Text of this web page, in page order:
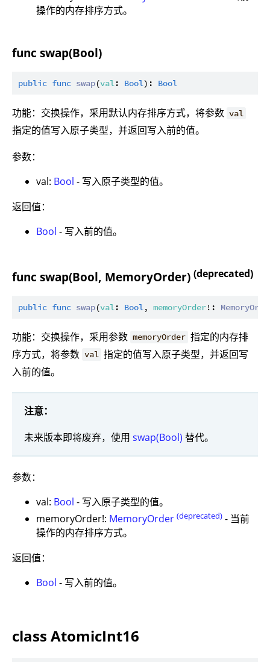
操作的内存排序方式。
func swap(Bool)
public func swap(val: Bool): Bool
功能：交换操作，采用默认内存排序方式，将参数 val
指定的值写入原子类型，并返回写入前的值。
参数：
val: Bool - 写入原子类型的值。
返回值：
Bool - 写入前的值。
func swap(Bool, MemoryOrder) (deprecated)
public func swap(val: Bool, memoryOrder!:
功能：交换操作，采用参数 memoryOrder 指定的内存排
序方式，将参数 val 指定的值写入原子类型，并返回写
入前的值。
注意：
未来版本即将废弃，使用 swap(Bool) 替代。
参数：
val: Bool - 写入原子类型的值。
memoryOrder!: MemoryOrder (deprecated) - 当前
操作的内存排序方式。
返回值：
Bool - 写入前的值。
class AtomicInt16